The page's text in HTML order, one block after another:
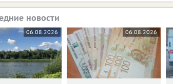
новости
06.08.2026 06.08.2026